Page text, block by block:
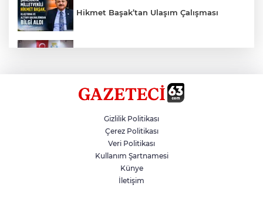
Hikmet Başak’tan Ulaşım Çalışması
Çok Sayıda Ürün Ele Geçirildi
Taş Tepelere Yurt Dışı Tanıtımı
Gizlilik Politikası
Çerez Politikası
Veri Politikası
Kullanım Şartnamesi
Künye
İletişim